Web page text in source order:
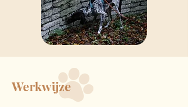
Werkwijze